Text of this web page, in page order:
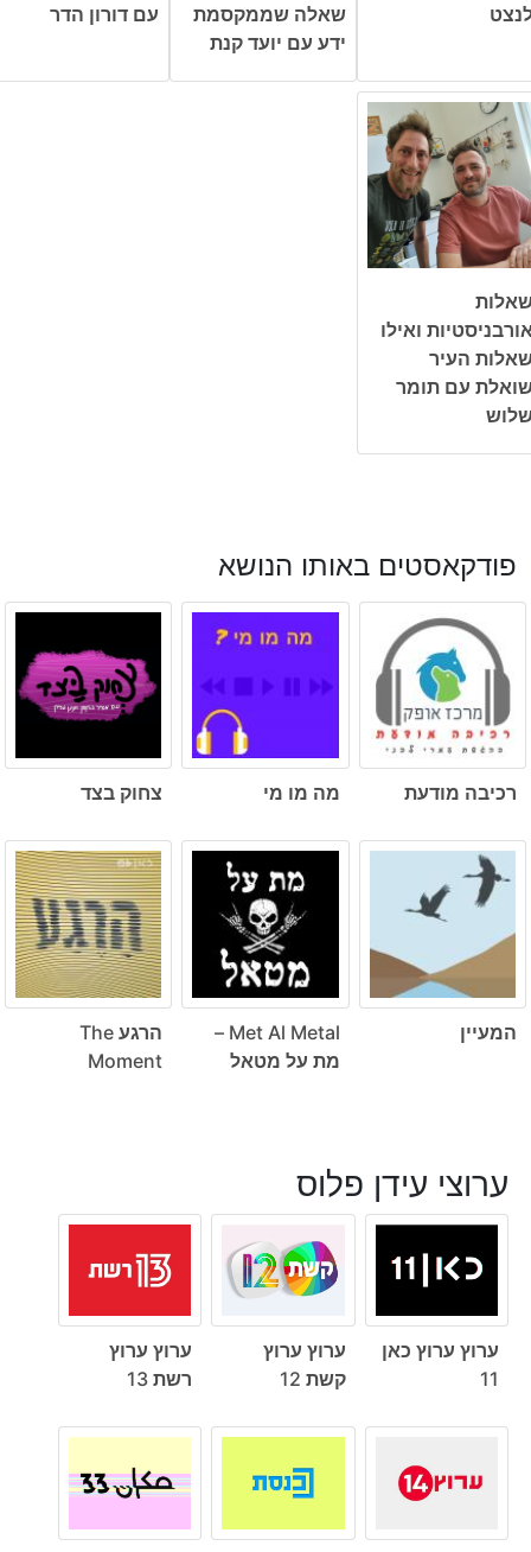
שאלה שממקסמת
ידע עם יועד קנת
עם דורון הדר
ואילו
העיר
עם תומר
פודקאסטים באותו הנושא
רכיבה מודעת מה מו מי צחוק בצד
המעיין
Met Al Metal –
מת על מטאל
הרגע The
Moment
ערוצי עידן פלוס
ערוץ ערוץ כאן
11
ערוץ ערוץ
קשת 12
ערוץ ערוץ
רשת 13